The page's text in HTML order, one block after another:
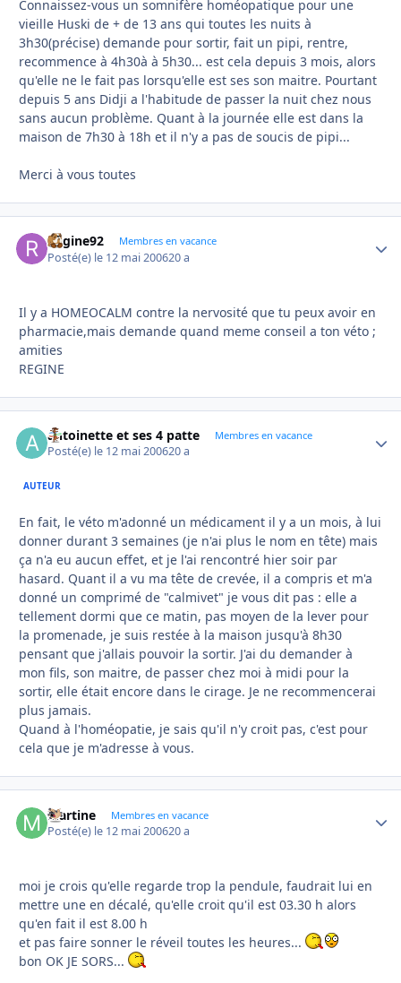
Connaissez-vous un somnifère homéopatique pour une
vieille Huski de + de 13 ans qui toutes les nuits à
3h30(précise) demande pour sortir, fait un pipi, rentre,
recommence à 4h30à à 5h30... est cela depuis 3 mois, alors
qu'elle ne le fait pas lorsqu'elle est ses son maitre. Pourtant
depuis 5 ans Didji a l'habitude de passer la nuit chez nous
sans aucun problème. Quant à la journée elle est dans la
maison de 7h30 à 18h et il n'y a pas de soucis de pipi...
Merci à vous toutes
Regine92 Membres en vacance
Posté(e) le 12 mai 200620 a
Il y a HOMEOCALM contre la nervosité que tu peux avoir en
pharmacie,mais demande quand meme conseil a ton véto ;
amities
REGINE
antoinette et ses 4 patte Membres en vacance
Posté(e) le 12 mai 200620 a
AUTEUR
En fait, le véto m'adonné un médicament il y a un mois, à lui
donner durant 3 semaines (je n'ai plus le nom en tête) mais
ça n'a eu aucun effet, et je l'ai rencontré hier soir par
hasard. Quant il a vu ma tête de crevée, il a compris et m'a
donné un comprimé de "calmivet" je vous dit pas : elle a
tellement dormi que ce matin, pas moyen de la lever pour
la promenade, je suis restée à la maison jusqu'à 8h30
pensant que j'allais pouvoir la sortir. J'ai du demander à
mon fils, son maitre, de passer chez moi à midi pour la
sortir, elle était encore dans le cirage. Je ne recommencerai
plus jamais.
Quand à l'homéopatie, je sais qu'il n'y croit pas, c'est pour
cela que je m'adresse à vous.
Martine Membres en vacance
Posté(e) le 12 mai 200620 a
moi je crois qu'elle regarde trop la pendule, faudrait lui en
mettre une en décalé, qu'elle croit qu'il est 03.30 h alors
qu'en fait il est 8.00 h
et pas faire sonner le réveil toutes les heures...
bon OK JE SORS...